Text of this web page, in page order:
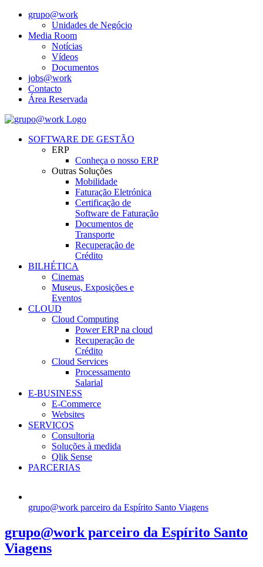
grupo@work
Unidades de Negócio
Media Room
Notícias
Vídeos
Documentos
jobs@work
Contacto
Área Reservada
SOFTWARE DE GESTÃO
ERP
Conheça o nosso ERP
Outras Soluções
Mobilidade
Faturação Eletrónica
Certificação de
Software de Faturação
Documentos de
Transporte
Recuperação de
Crédito
BILHÉTICA
Cinemas
Museus, Exposições e
Eventos
CLOUD
Cloud Computing
Power ERP na cloud
Recuperação de
Crédito
Cloud Services
Processamento
Salarial
E-BUSINESS
E-Commerce
Websites
SERVIÇOS
Consultoria
Soluções à medida
Qlik Sense
PARCERIAS
grupo@work parceiro da Espírito Santo Viagens
grupo@work parceiro da Espírito Santo
Viagens